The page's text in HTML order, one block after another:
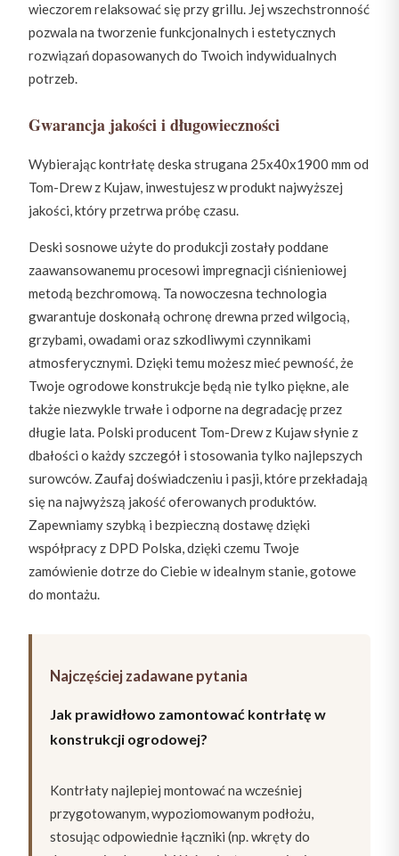
wieczorem relaksować się przy grillu. Jej wszechstronność
pozwala na tworzenie funkcjonalnych i estetycznych
rozwiązań dopasowanych do Twoich indywidualnych
potrzeb.
Gwarancja jakości i długowieczności
Wybierając kontrłatę deska strugana 25x40x1900 mm od
Tom-Drew z Kujaw, inwestujesz w produkt najwyższej
jakości, który przetrwa próbę czasu.
Deski sosnowe użyte do produkcji zostały poddane
zaawansowanemu procesowi impregnacji ciśnieniowej
metodą bezchromową. Ta nowoczesna technologia
gwarantuje doskonałą ochronę drewna przed wilgocią,
grzybami, owadami oraz szkodliwymi czynnikami
atmosferycznymi. Dzięki temu możesz mieć pewność, że
Twoje ogrodowe konstrukcje będą nie tylko piękne, ale
także niezwykle trwałe i odporne na degradację przez
długie lata. Polski producent Tom-Drew z Kujaw słynie z
dbałości o każdy szczegół i stosowania tylko najlepszych
surowców. Zaufaj doświadczeniu i pasji, które przekładają
się na najwyższą jakość oferowanych produktów.
Zapewniamy szybką i bezpieczną dostawę dzięki
współpracy z DPD Polska, dzięki czemu Twoje
zamówienie dotrze do Ciebie w idealnym stanie, gotowe
do montażu.
Najczęściej zadawane pytania
Jak prawidłowo zamontować kontrłatę w
konstrukcji ogrodowej?
Kontrłaty najlepiej montować na wcześniej
przygotowanym, wypoziomowanym podłożu,
stosując odpowiednie łączniki (np. wkręty do